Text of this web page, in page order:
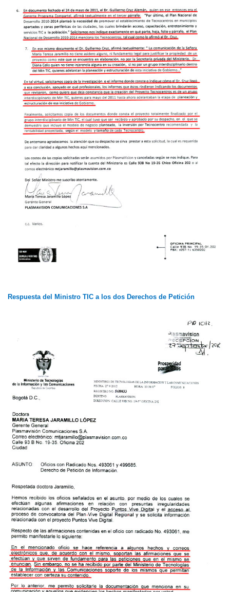
Respuesta del Ministro TIC a los dos Derechos de Petición